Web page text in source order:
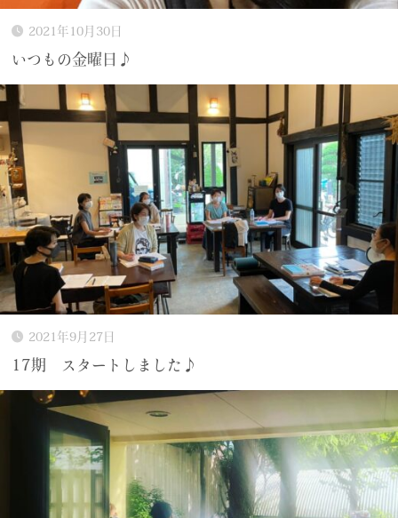
2021年10月30日
いつもの金曜日♪
2021年9月27日
17期 スタートしました♪